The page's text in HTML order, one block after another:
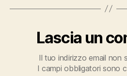
Lascia un
Il tuo indirizzo email non
I campi obbligatori sono